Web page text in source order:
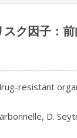
スク因子：
resistant
D.